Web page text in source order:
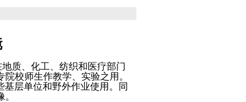
质、化工、纺织和医疗部门
校师生作教学、实验之用。
层单位和野外作业使用。同